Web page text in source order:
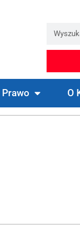
Prawo O